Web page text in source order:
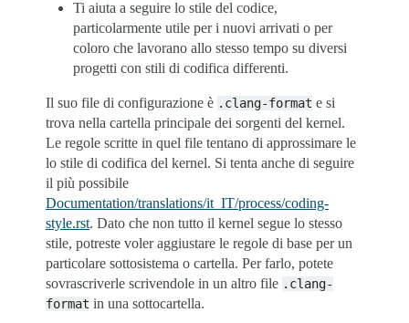
Ti aiuta a seguire lo stile del codice,
particolarmente utile per i nuovi arrivati o per
coloro che lavorano allo stesso tempo su diversi
progetti con stili di codifica differenti.
Il suo file di configurazione è .clang-format e si
trova nella cartella principale dei sorgenti del kernel.
Le regole scritte in quel file tentano di approssimare le
lo stile di codifica del kernel. Si tenta anche di seguire
il più possibile
Documentation/translations/it_IT/process/coding-
style.rst. Dato che non tutto il kernel segue lo stesso
stile, potreste voler aggiustare le regole di base per un
particolare sottosistema o cartella. Per farlo, potete
sovrascriverle scrivendole in un altro file .clang-
format in una sottocartella.